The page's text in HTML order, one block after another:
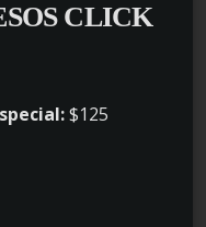
CLICK
$125